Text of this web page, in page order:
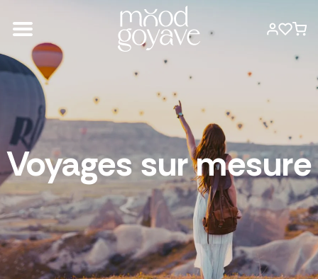
Voyages sur mesure